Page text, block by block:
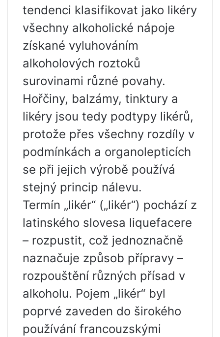
tendenci klasifikovat jako likéry
všechny alkoholické nápoje
získané vyluhováním
alkoholových roztoků
surovinami různé povahy.
Hořčiny, balzámy, tinktury a
likéry jsou tedy podtypy likérů,
protože přes všechny rozdíly v
podmínkách a organolepticích
se při jejich výrobě používá
stejný princip nálevu.
Termín „likér“ („likér“) pochází z
latinského slovesa liquefacere
– rozpustit, což jednoznačně
naznačuje způsob přípravy –
rozpouštění různých přísad v
alkoholu. Pojem „likér“ byl
poprvé zaveden do širokého
používání francouzskými